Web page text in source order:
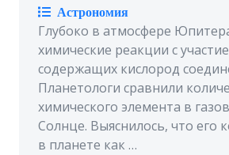
Астрономия
Глубоко в атмосфере
химические реакции с
содержащих кислород
Планетологи сравнили
химического элемента в
Солнце. Выяснилось, что его
в планете как …